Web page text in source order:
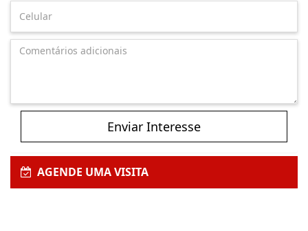
Enviar Interesse
AGENDE UMA VISITA